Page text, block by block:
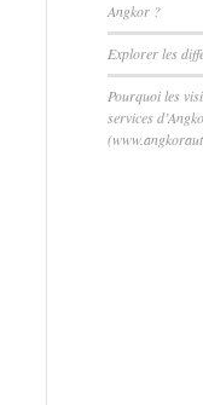
Angkor ?
Explorer les
Pourquoi les
services